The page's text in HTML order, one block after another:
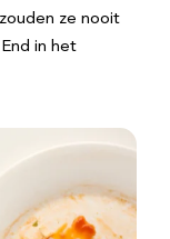
ze nooit
in het